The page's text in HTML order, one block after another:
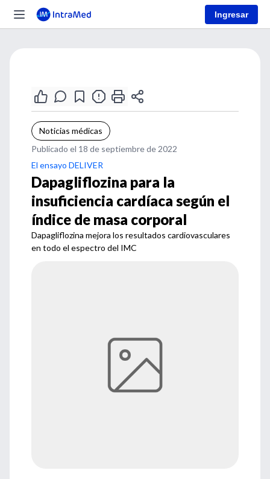
Ingresar
Noticias médicas
Publicado el 18 de septiembre de 2022
El ensayo DELIVER
Dapagliflozina para la
insuficiencia cardíaca según el
índice de masa corporal
Dapagliflozina mejora los resultados cardiovasculares
en todo el espectro del IMC